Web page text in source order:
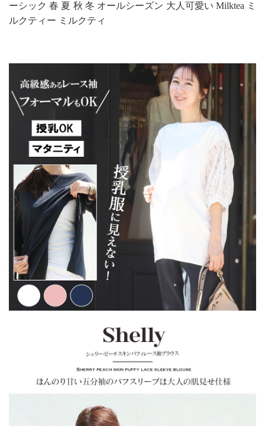
ーシック 春 夏 秋 冬 オールシーズン 大人可愛い Milktea ミ
ルクティー ミルクティ